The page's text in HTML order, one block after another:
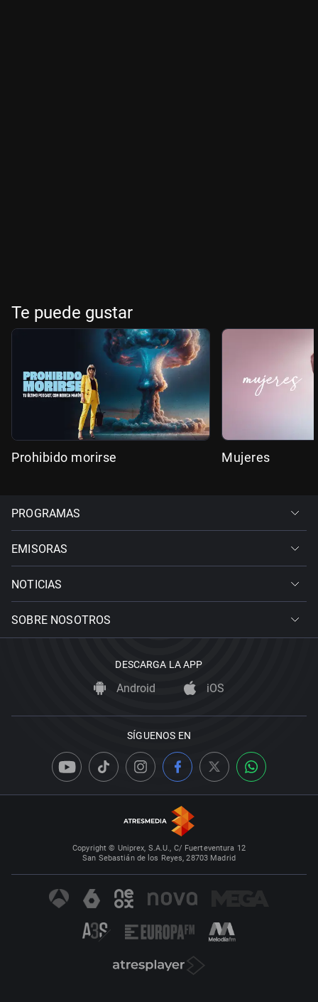
Te puede gustar
Prohibido morirse Mujeres
PROGRAMAS
EMISORAS
NOTICIAS
SOBRE NOSOTROS
DESCARGA LA APP
Android iOS
SÍGUENOS EN
Copyright © Uniprex, S.A.U., C/ Fuerteventura 12
San Sebastián de los Reyes, 28703 Madrid